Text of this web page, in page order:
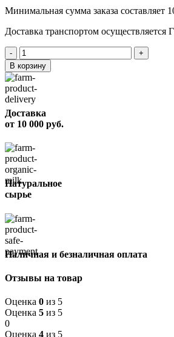
Минимальная сумма заказа составляет
Доставка транспортом
Количество
товара
Язык
говяжий
в
желе
вес.
В корзину
Доставка
от 10 000 руб.
Натуральное
сырье
Наличная и безналичная оплата
Отзывы на товар
Оценка 0 из 5
Оценка 5 из 5
0
Оценка 4 из 5